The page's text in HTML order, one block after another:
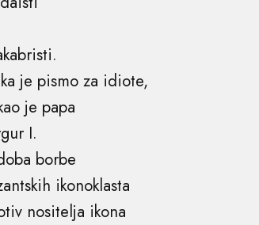
je pismo za idiote,
je papa
I.
borbe
ikonoklasta
nositelja ikona